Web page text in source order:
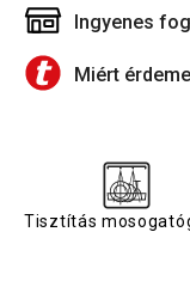
Ingyenes
Miért
Tisztítás